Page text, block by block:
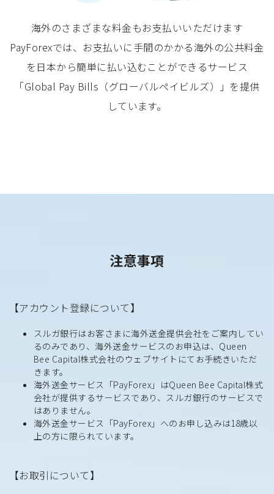
海外のさまざまな料金もお支払いいただけます
PayForexでは、お支払いに手間のかかる海外の公共料金
を日本から簡単に払い込むことができるサービス
「Global Pay Bills（グローバルペイビルズ）」を提供
しています。
注意事項
【アカウント登録について】
スルガ銀行はお客さまに海外送金提供会社をご案内してい
るのみであり、海外送金サービスのお申込は、Queen
Bee Capital株式会社のウェブサイトにてお手続きいただ
きます。
海外送金サービス「PayForex」はQueen Bee Capital株式
会社が提供するサービスであり、スルガ銀行のサービスで
はありません。
海外送金サービス「PayForex」へのお申し込みは18歳以
上の方に限られています。
【お取引について】